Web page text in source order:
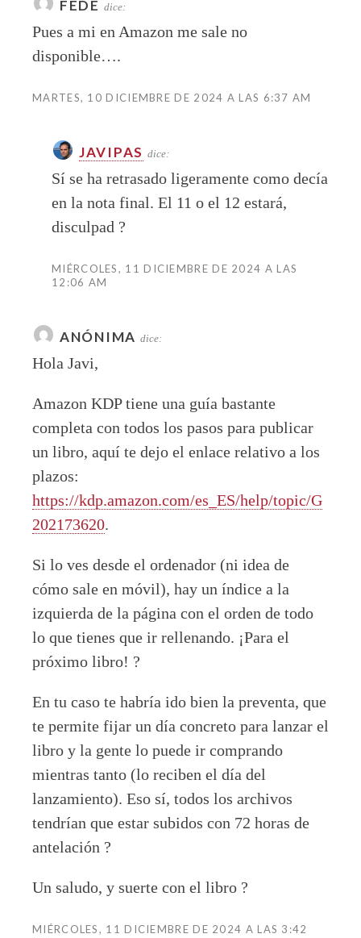
FEDE dice:
Pues a mi en Amazon me sale no
disponible….
MARTES, 10 DICIEMBRE DE 2024 A LAS 6:37 AM
JAVIPAS dice:
Sí se ha retrasado ligeramente como decía
en la nota final. El 11 o el 12 estará,
disculpad ?
MIÉRCOLES, 11 DICIEMBRE DE 2024 A LAS
12:06 AM
ANÓNIMA dice:
Hola Javi,
Amazon KDP tiene una guía bastante
completa con todos los pasos para publicar
un libro, aquí te dejo el enlace relativo a los
plazos:
https://kdp.amazon.com/es_ES/help/topic/G
202173620.
Si lo ves desde el ordenador (ni idea de
cómo sale en móvil), hay un índice a la
izquierda de la página con el orden de todo
lo que tienes que ir rellenando. ¡Para el
próximo libro! ?
En tu caso te habría ido bien la preventa, que
te permite fijar un día concreto para lanzar el
libro y la gente lo puede ir comprando
mientras tanto (lo reciben el día del
lanzamiento). Eso sí, todos los archivos
tendrían que estar subidos con 72 horas de
antelación ?
Un saludo, y suerte con el libro ?
MIÉRCOLES, 11 DICIEMBRE DE 2024 A LAS 3:42